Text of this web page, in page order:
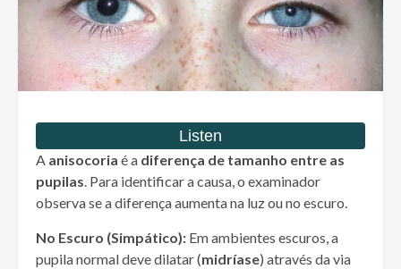
A anisocoria é a diferença de tamanho entre as
pupilas. Para identificar a causa, o examinador
observa se a diferença aumenta na luz ou no escuro.
No Escuro (Simpático): Em ambientes escuros, a
pupila normal deve dilatar (midríase) através da via